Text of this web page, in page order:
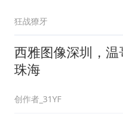
狂战獠牙
西雅图像深圳，温
珠海
创作者_31YF